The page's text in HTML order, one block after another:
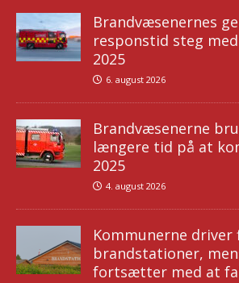
Brandvæsenernes
responstid steg
2025
6. august 2026
Brandvæsenerne
længere tid på at
2025
4. august 2026
Kommunerne driver
brandstationer,
fortsætter med at